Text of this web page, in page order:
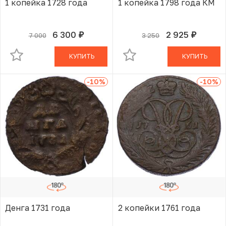
1 копейка 1728 года
7 000 6 300 руб.
В КОРЗИНЕ
КУПИТЬ
1 копейка 1798 года КМ
3 250 2 925 руб.
В КОРЗИНЕ
КУПИТЬ
-10%
Денга 1731 года
-10%
2 копейки 1761 года